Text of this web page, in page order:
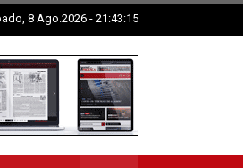
8 Ago.2026 - 21:43:16